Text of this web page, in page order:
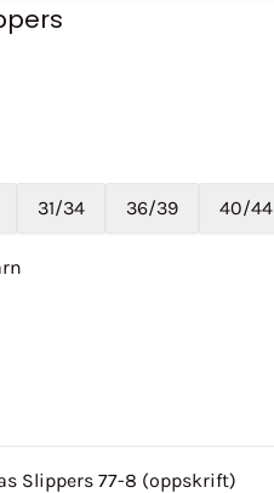
31/34 36/39 40/44
Slippers 77-8 (oppskrift)